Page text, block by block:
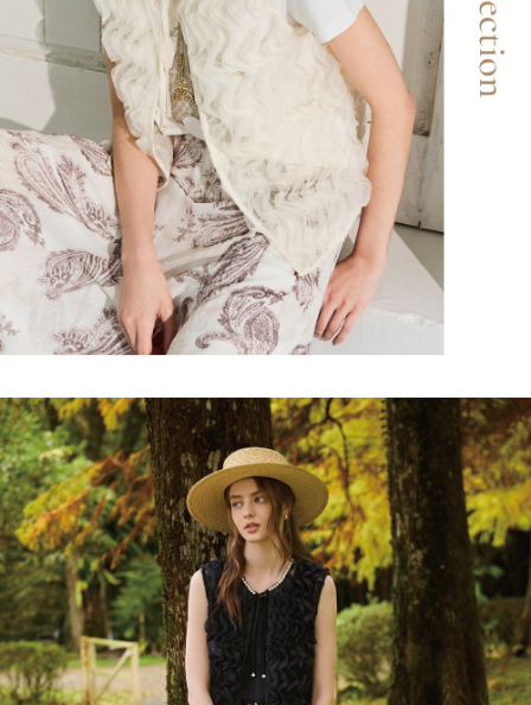
３．未成年的使用者請事先徵得法定代理人或監護人之同意方可使用
「AFTEE先享後付」，若未經同意申辦者引起之損失，本公司不負相關責
任。
４．使用「AFTEE先享後付」時，將依據個別帳號之用戶狀況，依本公司即
時審查核予不同之上限額度；若仍有額度不足之情形，本公司將視審查結果
請求用戶進行身份認證。
５．嚴禁一人註冊多個帳號或使用他人資訊註冊。若發現惡意使用之情形，
恩沛科技股份有限公司將有權停止該用戶之使用額度並採取法律行動。
每筆NT$120，滿NT$2,500(含以上)免運費
宅配離島
每筆NT$120，滿NT$2,500(含以上)免運費
付款後門市自取
免運費
海外配送